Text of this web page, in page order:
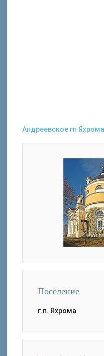
Андреевское гп Яхрома
Поселение
г.п. Яхрома